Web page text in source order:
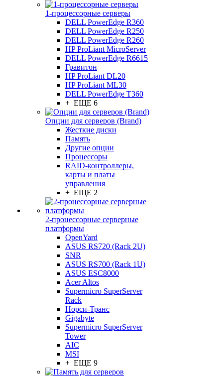
1-процессорные серверы
DELL PowerEdge R360
DELL PowerEdge R250
DELL PowerEdge R260
HP ProLiant MicroServer
DELL PowerEdge R6615
Гравитон
HP ProLiant DL20
HP ProLiant ML30
DELL PowerEdge T360
+ ЕЩЕ 6
Опции для серверов (Brand)
Жесткие диски
Память
Другие опции
Процессоры
RAID-контроллеры,
карты и платы
управления
+ ЕЩЕ 2
2-процессорные серверные
платформы
OpenYard
ASUS RS720 (Rack 2U)
SNR
ASUS RS700 (Rack 1U)
ASUS ESC8000
Acer Altos
Supermicro SuperServer
Rack
Норси-Транс
Gigabyte
Supermicro SuperServer
Tower
AIC
MSI
+ ЕЩЕ 9